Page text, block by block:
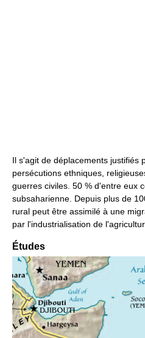
Il s'agit de déplacements justifiés
persécutions ethniques,
guerres civiles. 50 % d'entre eux
subsaharienne. Depuis plus de
rural peut être assimilé à une
par l'industrialisation de
Études